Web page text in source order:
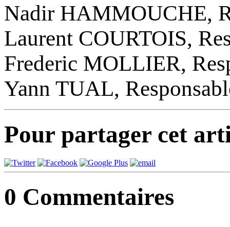
Nadir HAMMOUCHE,
Laurent COURTOIS,
Frederic MOLLIER,
Yann TUAL,
Pour partager cet
0 Commentaires